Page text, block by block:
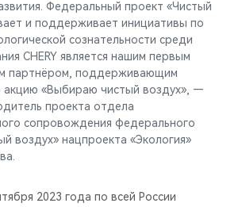
Федеральный проект «Чистый
и поддерживает инициативы по
сознательности среди
CHERY является нашим первым
партнёром, поддерживающим
акцию «Выбираю чистый воздух», —
проекта отдела
сопровождения федерального
воздух» нацпроекта «Экология»
2023 года по всей России